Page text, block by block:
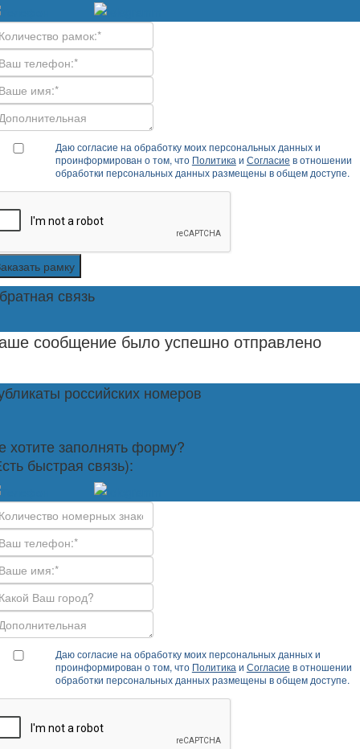
Даю согласие на обработку моих персональных данных и
проинформирован о том, что Политика и Согласие в отношении
обработки персональных данных размещены в общем доступе.
рамку
связь
сообщение было успешно отправлено
российских номеров
хотите заполнять форму?
быстрая связь):
Даю согласие на обработку моих персональных данных и
проинформирован о том, что Политика и Согласие в отношении
обработки персональных данных размещены в общем доступе.